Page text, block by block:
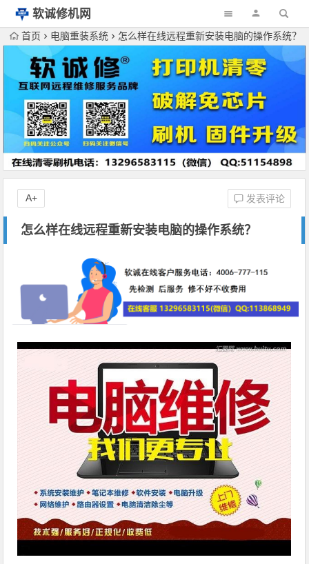
软诚修机网
首页 电脑重装系统 怎么样在线远程重新安装电脑的操作系统？
怎么样在线远程重新安装电脑的操作系统？
发表评论
A+